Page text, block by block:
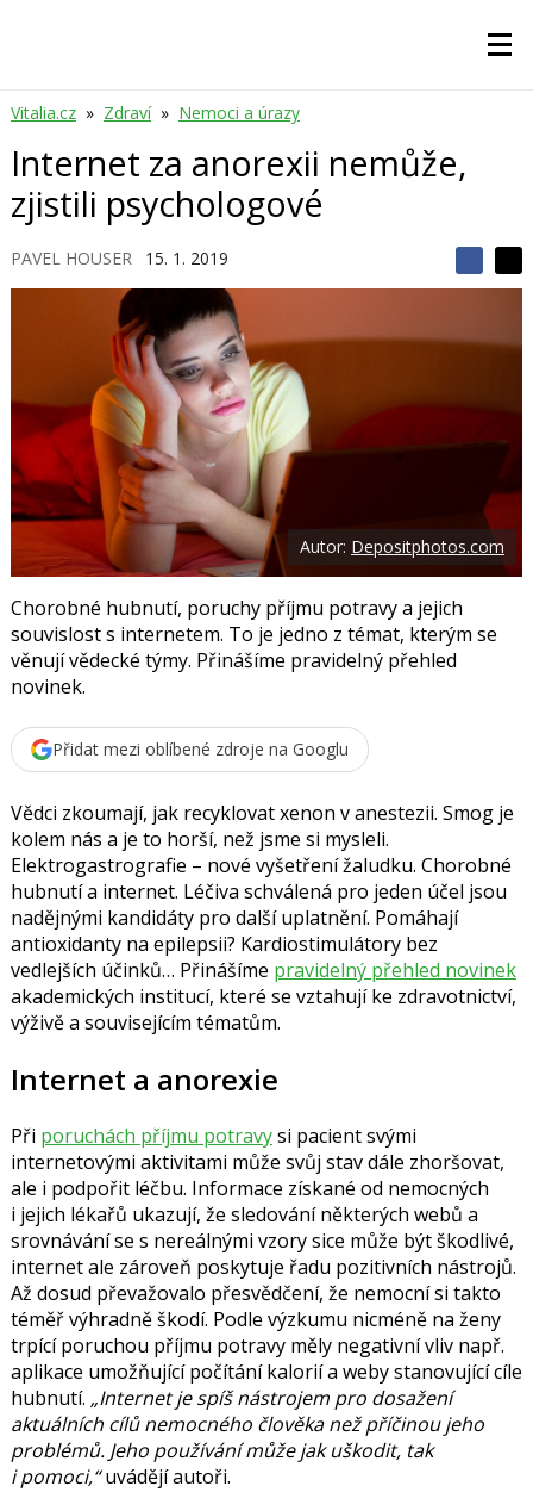
Vitalia.cz » Zdraví » Nemoci a úrazy
Internet za anorexii nemůže,
zjistili psychologové
PAVEL HOUSER 15. 1. 2019
S
í
S
e
o
k
a
t
X
Autor: Depositphotos.com
Chorobné hubnutí, poruchy příjmu potravy a jejich
souvislost s internetem. To je jedno z témat, kterým se
věnují vědecké týmy. Přinášíme pravidelný přehled
novinek.
Přidat mezi oblíbené zdroje na Googlu
Vědci zkoumají, jak recyklovat xenon v anestezii. Smog je
kolem nás a je to horší, než jsme si mysleli.
Elektrogastrografie – nové vyšetření žaludku. Chorobné
hubnutí a internet. Léčiva schválená pro jeden účel jsou
nadějnými kandidáty pro další uplatnění. Pomáhají
antioxidanty na epilepsii? Kardiostimulátory bez
vedlejších účinků… Přinášíme pravidelný přehled novinek
akademických institucí, které se vztahují ke zdravotnictví,
výživě a souvisejícím tématům.
Internet a anorexie
Při poruchách příjmu potravysi pacient svými
internetovými aktivitami může svůj stav dále zhoršovat,
ale i podpořit léčbu. Informace získané od nemocných
i jejich lékařů ukazují, že sledování některých webů a
srovnávání se s nereálnými vzory sice může být škodlivé,
internet ale zároveň poskytuje řadu pozitivních nástrojů.
Až dosud převažovalo přesvědčení, že nemocní si takto
téměř výhradně škodí. Podle výzkumu nicméně na ženy
trpící poruchou příjmu potravy měly negativní vliv např.
aplikace umožňující počítání kalorií a weby stanovující cíle
hubnutí. „Internet je spíš nástrojem pro dosažení
aktuálních cílů nemocného člověka než příčinou jeho
problémů. Jeho používání může jak uškodit, tak
i pomoci,“uvádějí autoři.